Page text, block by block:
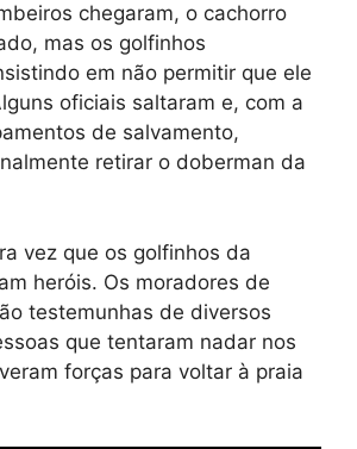
chegaram, o cachorro
mas os golfinhos
em não permitir que ele
oficiais saltaram e, com a
de salvamento,
retirar o doberman da
vez que os golfinhos da
heróis. Os moradores de
testemunhas de diversos
que tentaram nadar nos
forças para voltar à praia